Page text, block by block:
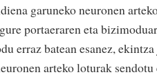
garuneko neuronen
portaeraren eta
erraz batean esanez,
arteko loturak